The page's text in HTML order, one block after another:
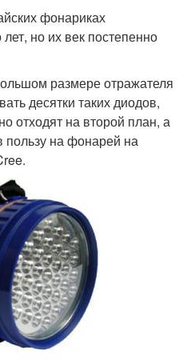
фонариках
но их век постепенно
размере отражателя
десятки таких диодов,
отходят на второй план, а
пользу на фонарей на